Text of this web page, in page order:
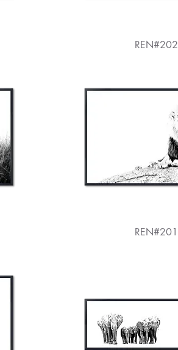
REN#202
REN#201